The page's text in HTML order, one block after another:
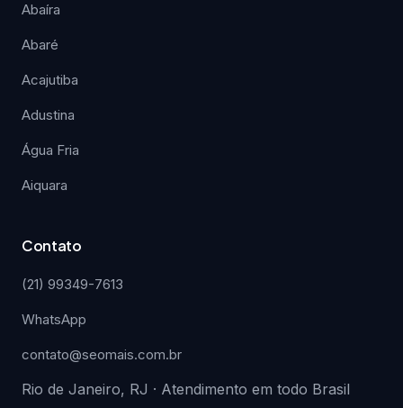
Abaíra
Abaré
Acajutiba
Adustina
Água Fria
Aiquara
Contato
(21) 99349-7613
WhatsApp
contato@seomais.com.br
Rio de Janeiro, RJ · Atendimento em todo Brasil